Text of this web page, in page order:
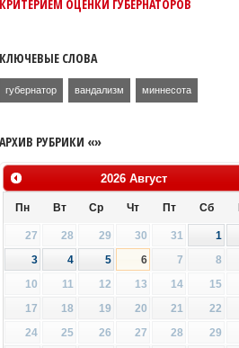
КРИТЕРИЕМ ОЦЕНКИ ГУБЕРНАТОРОВ
КЛЮЧЕВЫЕ СЛОВА
губернатор вандализм миннесота
АРХИВ РУБРИКИ «»
2026 Август
Пн Вт Ср Чт Пт Сб
27 28 29 30 31 1
3
4 5 6 7 8
10
11 12 13 14 15
17
18 19 20 21 22
24
25 26 27 28 29